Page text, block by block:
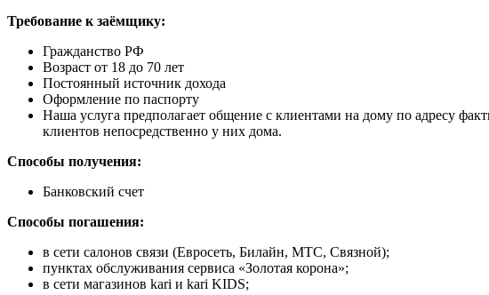
Требование к заёмщику:
Гражданство РФ
Возраст от 18 до 70 лет
Постоянный источник дохода
Оформление по паспорту
Наша услуга предполагает общение с клиентами на дому по адресу
клиентов непосредственно у них дома.
Способы получения:
Банковский счет
Способы погашения:
в сети салонов связи (Евросеть, Билайн, МТС, Связной);
пунктах обслуживания сервиса «Золотая корона»;
в сети магазинов kari и kari KIDS;